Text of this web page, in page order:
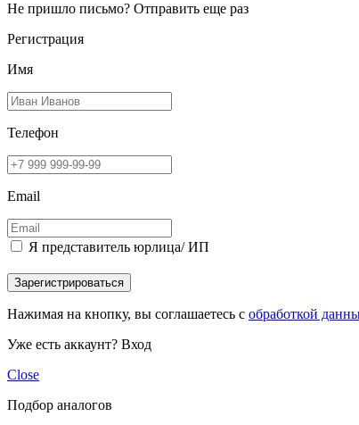
Не пришло письмо? Отправить еще раз
Регистрация
Имя
Телефон
Email
Я представитель юрлица/ ИП
Зарегистрироваться
Нажимая на кнопку, вы соглашаетесь с обработкой
Уже есть аккаунт? Вход
Close
Подбор аналогов